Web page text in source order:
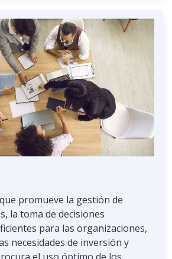
promueve la gestión de
la toma de decisiones
para las organizaciones,
necesidades de inversión y